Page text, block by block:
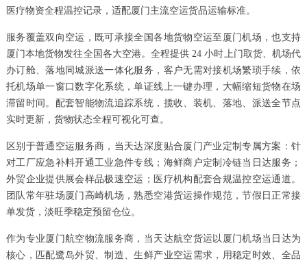
医疗物资全程温控记录，适配厦门主流空运货品运输标准。
服务覆盖双向空运，既可承接全国各地货物空运至厦门机场，也支持
厦门本地货物发往全国各大空港。全程提供 24 小时上门取货、机场代
办订舱、落地同城派送一体化服务，客户无需对接机场繁琐手续，依
托机场单一窗口数字化系统，单证线上一键办理，大幅缩短货物在场
滞留时间。配套智能物流追踪系统，揽收、装机、落地、派送全节点
实时更新，货物状态全程可视化可查。
区别于普通空运服务商，当天达深度贴合厦门产业定制专属方案：针
对工厂应急补料开通工业急件专线；海鲜商户定制冷链当日达服务；
外贸企业提供展会样品极速空运；医疗机构配套合规温控空运通道。
团队常年驻场厦门高崎机场，熟悉空港货运操作规范，节假日正常接
单发货，淡旺季稳定预留仓位。
作为专业厦门航空物流服务商，当天达航空货运以厦门机场当日达为
核心，匹配鹭岛外贸、制造、生鲜产业空运需求，用稳定时效、全品